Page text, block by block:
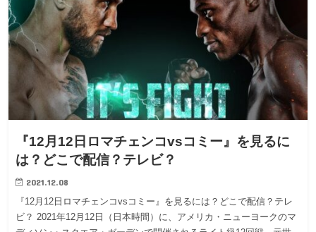
『12月12日ロマチェンコvsコミー』を見るに
は？どこで配信？テレビ？
2021.12.08
『12月12日ロマチェンコvsコミー』を見るには？どこで配信？テレ
ビ？ 2021年12月12日（日本時間）に、アメリカ・ニューヨークのマ